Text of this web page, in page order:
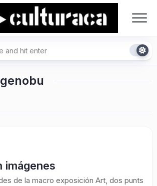
imágenes
de la macro exposición Art, dos punts